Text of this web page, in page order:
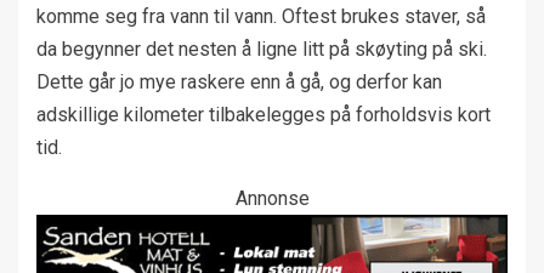
komme seg fra vann til vann. Oftest brukes staver, så
da begynner det nesten å ligne litt på skøyting på ski.
Dette går jo mye raskere enn å gå, og derfor kan
adskillige kilometer tilbakelegges på forholdsvis kort
tid.
Annonse